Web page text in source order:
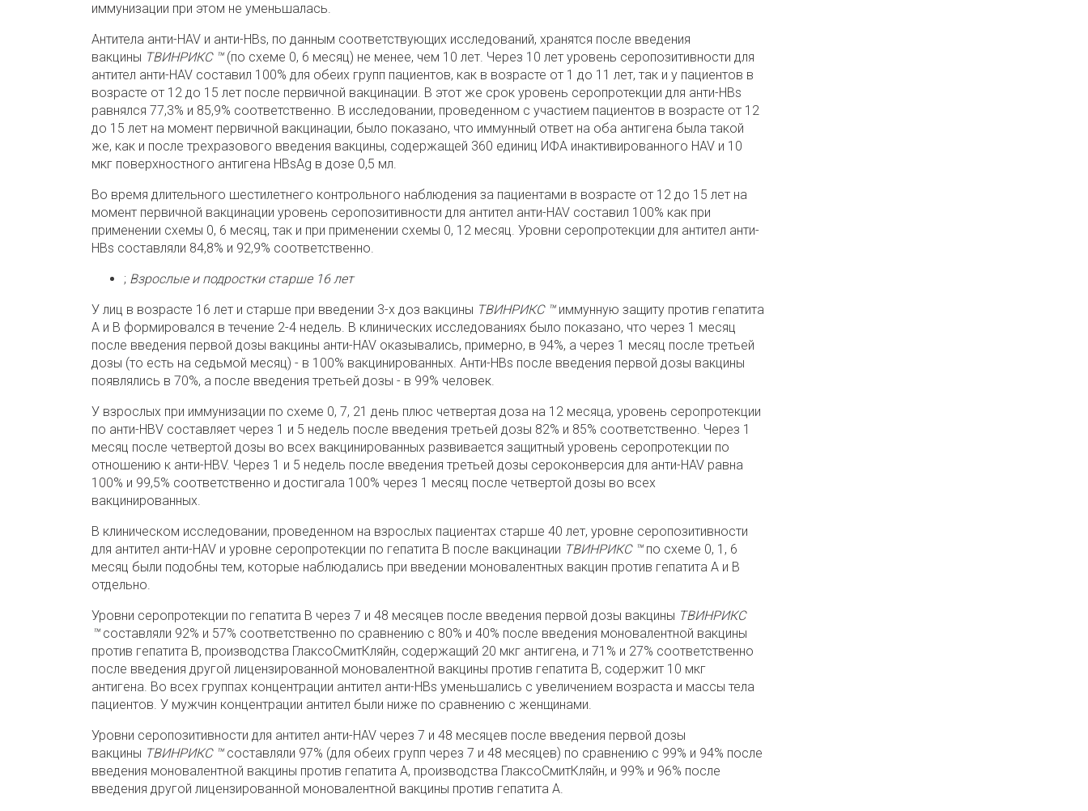
иммунизации при этом не уменьшалась.
Антитела анти-HAV и анти-HBs, по данным соответствующих исследований, хранятся после введения
вакцины ТВИНРИКС ™(по схеме 0, 6 месяц) не менее, чем 10 лет. Через 10 лет уровень серопозитивности для
антител анти-HAV составил 100% для обеих групп пациентов, как в возрасте от 1 до 11 лет, так и у пациентов в
возрасте от 12 до 15 лет после первичной вакцинации. В этот же срок уровень серопротекции для анти-HBs
равнялся 77,3% и 85,9% соответственно. В исследовании, проведенном с участием пациентов в возрасте от 12
до 15 лет на момент первичной вакцинации, было показано, что иммунный ответ на оба антигена была такой
же, как и после трехразового введения вакцины, содержащей 360 единиц ИФА инактивированного HAV и 10
мкг поверхностного антигена HBsAg в дозе 0,5 мл.
Во время длительного шестилетнего контрольного наблюдения за пациентами в возрасте от 12 до 15 лет на
момент первичной вакцинации уровень серопозитивности для антител анти-HAV составил 100% как при
применении схемы 0, 6 месяц, так и при применении схемы 0, 12 месяц. Уровни серопротекции для антител анти-
HBs составляли 84,8% и 92,9% соответственно.
; Взрослые и подростки старше 16 лет
У лиц в возрасте 16 лет и старше при введении 3-х доз вакцины ТВИНРИКС ™иммунную защиту против гепатита
А и В формировался в течение 2-4 недель. В клинических исследованиях было показано, что через 1 месяц
после введения первой дозы вакцины анти-HAV оказывались, примерно, в 94%, а через 1 месяц после третьей
дозы (то есть на седьмой месяц) - в 100% вакцинированных. Анти-HBs после введения первой дозы вакцины
появлялись в 70%, а после введения третьей дозы - в 99% человек.
У взрослых при иммунизации по схеме 0, 7, 21 день плюс четвертая доза на 12 месяца, уровень серопротекции
по анти-HВV составляет через 1 и 5 недель после введения третьей дозы 82% и 85% соответственно. Через 1
месяц после четвертой дозы во всех вакцинированных развивается защитный уровень серопротекции по
отношению к анти-HВV. Через 1 и 5 недель после введения третьей дозы сероконверсия для анти-HAV равна
100% и 99,5% соответственно и достигала 100% через 1 месяц после четвертой дозы во всех
вакцинированных.
В клиническом исследовании, проведенном на взрослых пациентах старше 40 лет, уровне серопозитивности
для антител анти-HAV и уровне серопротекции по гепатита В после вакцинации ТВИНРИКС ™по схеме 0, 1, 6
месяц были подобны тем, которые наблюдались при введении моновалентных вакцин против гепатита А и В
отдельно.
Уровни серопротекции по гепатита В через 7 и 48 месяцев после введения первой дозы вакцины ТВИНРИКС
™составляли 92% и 57% соответственно по сравнению с 80% и 40% после введения моновалентной вакцины
против гепатита В, производства ГлаксоСмитКляйн, содержащий 20 мкг антигена, и 71% и 27% соответственно
после введения другой лицензированной моновалентной вакцины против гепатита В, содержит 10 мкг
антигена. Во всех группах концентрации антител анти-HBs уменьшались с увеличением возраста и массы тела
пациентов. У мужчин концентрации антител были ниже по сравнению с женщинами.
Уровни серопозитивности для антител анти-HAV через 7 и 48 месяцев после введения первой дозы
вакцины ТВИНРИКС ™составляли 97% (для обеих групп через 7 и 48 месяцев) по сравнению с 99% и 94% после
введения моновалентной вакцины против гепатита А, производства ГлаксоСмитКляйн, и 99% и 96% после
введения другой лицензированной моновалентной вакцины против гепатита А.